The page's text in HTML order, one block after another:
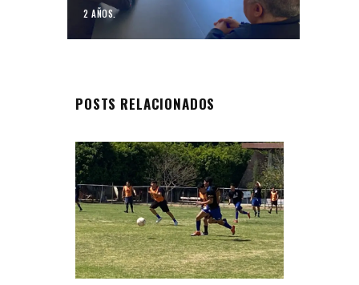
2 AÑOS.
POSTS RELACIONADOS